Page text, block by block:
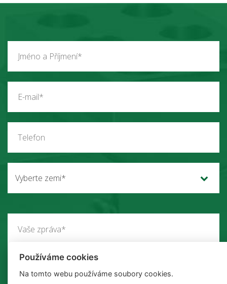
Vyberte zemi*
Používáme cookies
Na tomto webu používáme soubory cookies.